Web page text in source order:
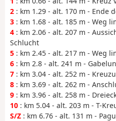
2 : km 1.29 - alt. 170 m - Ende
3 : km 1.68 - alt. 185 m - Weg
4 : km 2.06 - alt. 207 m -
Schlucht
5 : km 2.45 - alt. 217 m - Weg
6 : km 2.8 - alt. 241 m -
7 : km 3.04 - alt. 252 m -
8 : km 3.69 - alt. 262 m -
9 : km 3.96 - alt. 258 m -
10 : km 5.04 - alt. 203 m - T-
S/Z : km 6.76 - alt. 131 m -